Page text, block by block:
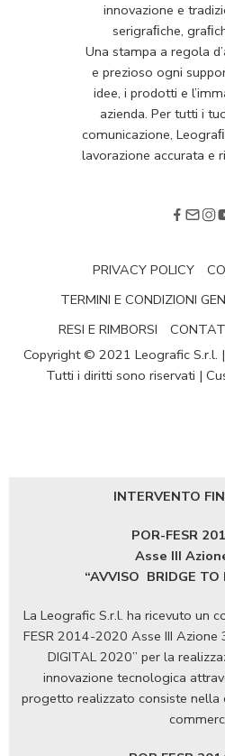
innovazione e
serigraﬁche,
Una stampa a regola
e prezioso ogni
idee, i prodotti e
azienda. Per tutti i
comunicazione,
lavorazione accurata e
PRIVACY POLICY
TERMINI E CONDIZIONI
RESI E RIMBORSI
Copyright © 2021 Leografic S.r.l.
Tutti i diritti sono riservati |
INTERVENTO
POR-FESR
Asse III
“AVVISO BRIDGE
La Leografic S.r.l. ha ricevuto un
FESR 2014-2020 Asse III Azione
DIGITAL 2020” per la
innovazione tecnologica
progetto realizzato consiste nella